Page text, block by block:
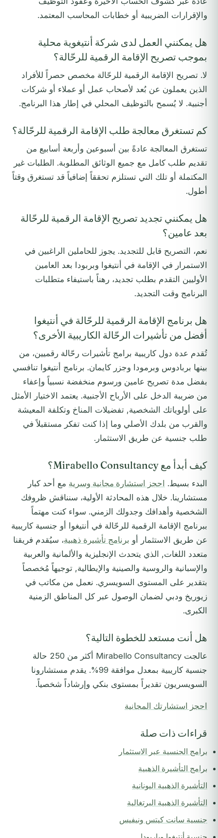
والإقرارات الضريبية أو خطابات المحاسب المعتمد.
هل يمكنني العمل لدى شركة أنتيغوية محلية
بموجب تصريح الإقامة الرقمية للرحّالة؟
لا. تصريح الإقامة الرقمية للرحّالة مخصص حصراً للأفراد
الذين يعملون عن بُعد لأصحاب عمل أو عملاء أو شركات
أجنبية. لا يُسمح بالتوظيف المحلي في إطار هذا البرنامج.
كم تستغرق معالجة طلب الإقامة الرقمية للرحّالة؟
تستغرق المعالجة عادةً بين أسبوعين وأربعة أسابيع من
تقديم طلب كامل مع جميع الوثائق المطلوبة. الطلبات غير
المكتملة أو تلك التي تستلزم تحققاً إضافياً قد تستغرق وقتاً
أطول.
هل يمكنني تجديد تصريح الإقامة الرقمية للرحّالة
بعد عامين؟
نعم، التصريح قابل للتجديد. يجوز للحاملين الراغبين في
الاستمرار في الإقامة في أنتيغوا وبربودا بعد العامين
الأوليين التقدم بطلب تجديد، رهناً باستيفاء متطلبات
البرنامج وقت التجديد.
هل برنامج الإقامة الرقمية للرحّالة في أنتيغوا
أفضل من تأشيرات الرحّالة الكاريبية الأخرى؟
تُقدم عدة دول كاريبية برامج تأشيرات رحّالة رقميين، من
بينها بربادوس وبرمودا وجزر كايمان. برنامج أنتيغوا تنافسي
بفضل مدة تصريح عامين ورسوم منخفضة نسبياً وإعفاء
من ضريبة الدخل على الأرباح الأجنبية. يعتمد الاختيار الأمثل
على أولوياتك الشخصية, تفضيلات المناخ وتكلفة المعيشة
والقرب من بلدك الأصلي وما إذا كنت تفكر مستقبلاً في
طلب جنسية عن طريق الاستثمار.
كيف أبدأ مع Mirabello Consultancy؟
البدء بسيط. احجز استشارة مجانية وسرية مع أحد كبار
مستشارينا. خلال هذه المحادثة الأولية، سنناقش ظروفك
الشخصية وأهدافك وجدولك الزمني. سواء كنت مهتماً
ببرنامج الإقامة الرقمية للرحّالة في أنتيغوا أو جنسية كاريبية
عن طريق الاستثمار أو برنامج تأشيرة ذهبية، سيُقدم فريقنا
متعدد اللغات, الذي يتحدث الإنجليزية والألمانية والعربية
والإسبانية والروسية والصينية والإيطالية, توجيهاً مُخصصاً
بتقدير على المستوى السويسري. نعمل من مكاتب في
زيوريخ ودبي لضمان الوصول عبر كل المناطق الزمنية
الكبرى.
هل أنت مستعد للخطوة التالية؟
عالجت Mirabello Consultancy أكثر من 250 حالة
جنسية كاريبية بمعدل موافقة 99%. يقدم مستشارونا
السويسريون تقديراً بمستوى بنكي وإرشاداً شخصياً.
احجز استشارتك المجانية
قراءات ذات صلة
برامج الجنسية عبر الاستثمار
برامج التأشيرة الذهبية
التأشيرة الذهبية اليونانية
التأشيرة الذهبية البرتغالية
جنسية سانت كيتس ونيفيس